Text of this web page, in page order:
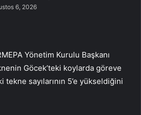
6, 2026
Yönetim Kurulu Başkanı
Göcek’teki koylarda göreve
tekne sayılarının 5’e yükseldiğini